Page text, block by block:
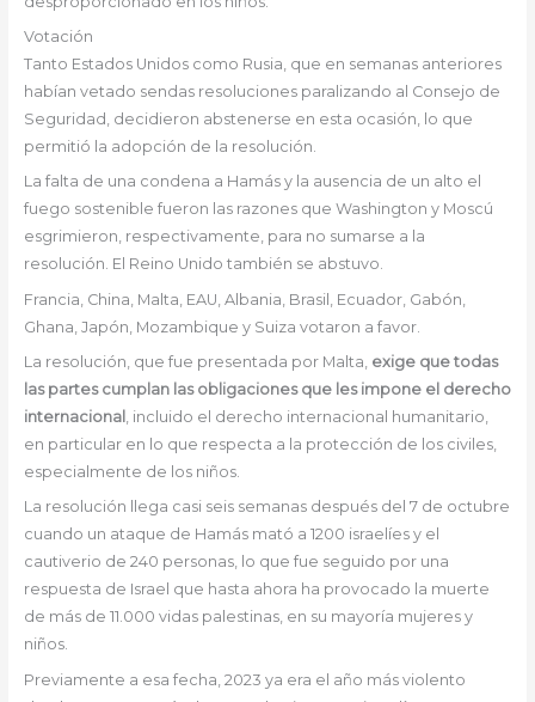
Votación
Tanto Estados Unidos como Rusia, que en semanas anteriores
habían vetado sendas resoluciones paralizando al Consejo de
Seguridad, decidieron abstenerse en esta ocasión, lo que
permitió la adopción de la resolución.
La falta de una condena a Hamás y la ausencia de un alto el
fuego sostenible fueron las razones que Washington y Moscú
esgrimieron, respectivamente, para no sumarse a la
resolución. El Reino Unido también se abstuvo.
Francia, China, Malta, EAU, Albania, Brasil, Ecuador, Gabón,
Ghana, Japón, Mozambique y Suiza votaron a favor.
La resolución, que fue presentada por Malta, exige que todas
las partes cumplan las obligaciones que les impone el derecho
internacional , incluido el derecho internacional humanitario,
en particular en lo que respecta a la protección de los civiles,
especialmente de los niños.
La resolución llega casi seis semanas después del 7 de octubre
cuando un ataque de Hamás mató a 1200 israelíes y el
cautiverio de 240 personas, lo que fue seguido por una
respuesta de Israel que hasta ahora ha provocado la muerte
de más de 11.000 vidas palestinas, en su mayoría mujeres y
niños.
Previamente a esa fecha, 2023 ya era el año más violento